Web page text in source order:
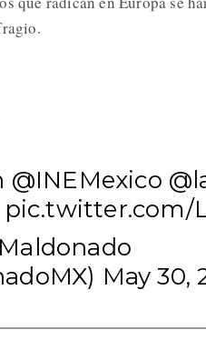
@INEMexico
pic.twitter.com/
May 30,